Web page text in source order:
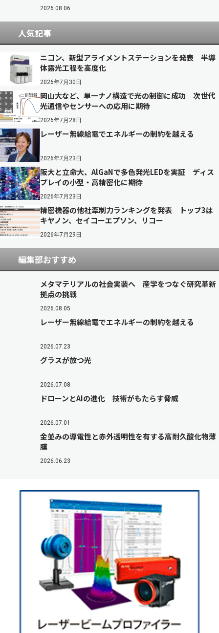
2026.08.06
人気記事
ニコン、新型アライメントステーションを発表 半導
体露光工程を高度化
2026年7月30日
岡山大など、単一ナノ構造で光の制御に成功 次世代
光通信やセンサーへの応用に期待
2026年7月28日
レーザー無線給電でエネルギーの制約を越える
2026年7月23日
阪大と立命大、AlGaNで多色発光LEDを実証 ディス
プレイの小型・高精密化に期待
2026年7月23日
精密機器の他社牽制力ランキングを発表 トップ3は
キヤノン、セイコーエプソン、リコー
2026年7月29日
編集部おすすめ
メタマテリアルの社会実装へ 産学をつなぐ研究革新
拠点の挑戦
2026.08.05
レーザー無線給電でエネルギーの制約を越える
2026.07.23
グラスが放つ光
2026.07.08
ドローンとAIの進化 技術がもたらす脅威
2026.07.01
金並みの導電性と赤外透明性を有する高耐久酸化物薄
膜
2026.06.23